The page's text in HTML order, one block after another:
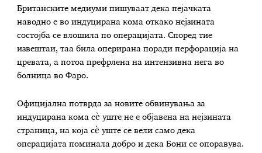
Британските медиуми пишуваат дека пејачката
наводно е во индуцирана кома откако нејзината
состојба се влошила по операцијата. Според тие
извештаи, таа била оперирана поради перфорација на
цревата, а потоа префрлена на интензивна нега во
болница во Фаро.
Официјална потврда за новите обвинувања за
индуцирана кома сè уште не е објавена на нејзината
страница, на која сè уште се вели само дека
операцијата поминала добро и дека Бони се опоравува.